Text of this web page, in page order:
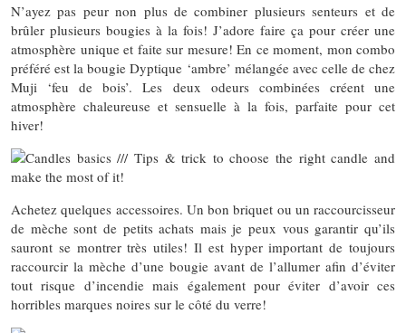
N’ayez pas peur non plus de combiner plusieurs senteurs et de
brûler plusieurs bougies à la fois! J’adore faire ça pour créer une
atmosphère unique et faite sur mesure! En ce moment, mon combo
préféré est la bougie Dyptique ‘ambre’ mélangée avec celle de chez
Muji ‘feu de bois’. Les deux odeurs combinées créent une
atmosphère chaleureuse et sensuelle à la fois, parfaite pour cet
hiver!
Achetez quelques accessoires. Un bon briquet ou un raccourcisseur
de mèche sont de petits achats mais je peux vous garantir qu’ils
sauront se montrer très utiles! Il est hyper important de toujours
raccourcir la mèche d’une bougie avant de l’allumer afin d’éviter
tout risque d’incendie mais également pour éviter d’avoir ces
horribles marques noires sur le côté du verre!